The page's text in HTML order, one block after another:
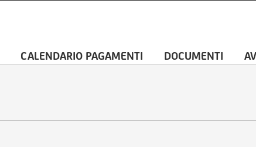
CALENDARIO PAGAMENTI DOCUMENTI